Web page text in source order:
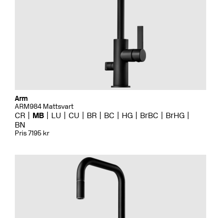
Arm
ARM984 Mattsvart
CR MB LU CU BR BC HG BrBC
BrHG
BN
Pris 7195 kr